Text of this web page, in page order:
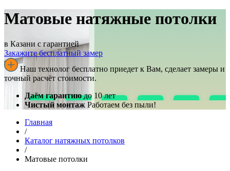
Матовые натяжные потолки
в ​​​​​​​Казани с гарантией
Закажите бесплатный замер
Наш технолог бесплатно приедет к Вам, сделает замеры и
точный расчёт стоимости.
Даём гарантиюдо 10 лет
Чистый монтаж Работаем без пыли!
Главная
/
Каталог натяжных потолков
/
Матовые потолки